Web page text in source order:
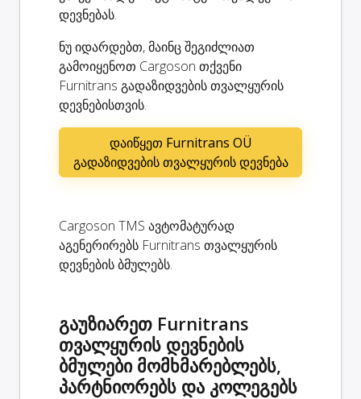
დევნებას.
ნუ იდარდებთ, მაინც შეგიძლიათ
გამოიყენოთ Cargoson თქვენი
Furnitrans გადაზიდვების თვალყურის
დევნებისთვის.
დაიწყეთ Furnitrans OÜ
გადაზიდვების თვალყურის დევნება
Cargoson TMS ავტომატურად
აგენერირებს Furnitrans თვალყურის
დევნების ბმულებს.
გაუზიარეთ Furnitrans
თვალყურის დევნების
ბმულები მომხმარებლებს,
პარტნიორებს და კოლეგებს